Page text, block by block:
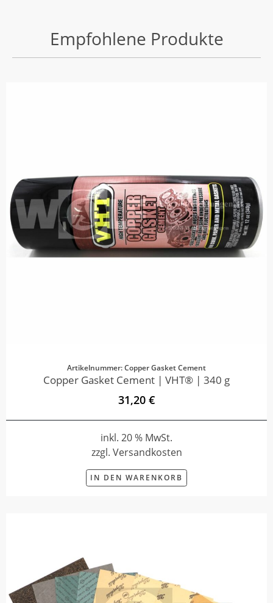
Empfohlene Produkte
Artikelnummer: Copper Gasket Cement
Copper Gasket Cement | VHT® | 340 g
31,20 €
inkl. 20 % MwSt.
zzgl. Versandkosten
IN DEN WARENKORB